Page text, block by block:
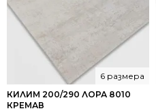
КИЛИМ 200/290 ЛОРА 8010
КРЕМАВ
6 размера